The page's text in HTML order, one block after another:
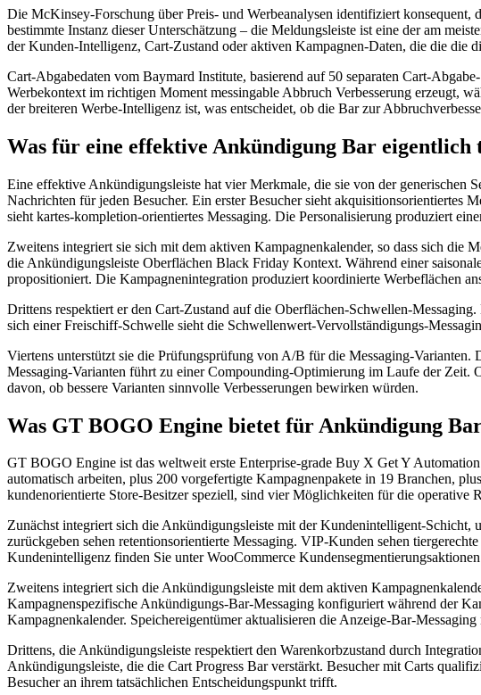
Die McKinsey-Forschung über Preis- und Werbeanalysen identifiziert konsequent,
bestimmte Instanz dieser Unterschätzung – die Meldungsleiste ist eine der am
der Kunden-Intelligenz, Cart-Zustand oder aktiven Kampagnen-Daten, die die die
Cart-Abgabedaten vom Baymard Institute, basierend auf 50 separaten Cart-
Werbekontext im richtigen Moment messingable Abbruch Verbesserung erzeugt,
der breiteren Werbe-Intelligenz ist, was entscheidet, ob die Bar zur
Was für eine effektive Ankündigung Bar eigentlich
Eine effektive Ankündigungsleiste hat vier Merkmale, die sie von der generischen
Nachrichten für jeden Besucher. Ein erster Besucher sieht
sieht kartes-kompletion-orientiertes Messaging. Die Personalisierung produziert
Zweitens integriert sie sich mit dem aktiven Kampagnenkalender, so dass sich
die Ankündigungsleiste Oberflächen Black Friday Kontext. Während einer
propositioniert. Die Kampagnenintegration produziert koordinierte Werbeflächen
Drittens respektiert er den Cart-Zustand auf die Oberflächen-Schwellen-
sich einer Freischiff-Schwelle sieht die Schwellenwert-Vervollständigungs-
Viertens unterstützt sie die Prüfungsprüfung von A/B für die Messaging-
Messaging-Varianten führt zu einer Compounding-Optimierung im Laufe der Zeit.
davon, ob bessere Varianten sinnvolle Verbesserungen bewirken würden.
Was GT BOGO Engine bietet für Ankündigung
GT BOGO Engine ist das weltweit erste Enterprise-grade Buy X Get Y
automatisch arbeiten, plus 200 vorgefertigte Kampagnenpakete in 19 Branchen,
kundenorientierte Store-Besitzer speziell, sind vier Möglichkeiten für die operative
Zunächst integriert sich die Ankündigungsleiste mit der Kundenintelligent-Schicht,
zurückgeben sehen retentionsorientierte Messaging. VIP-Kunden sehen
Kundenintelligenz finden Sie unter WooCommerce
Zweitens integriert sich die Ankündigungsleiste mit dem aktiven
Kampagnenspezifische Ankündigungs-Bar-Messaging konfiguriert während der
Kampagnenkalender. Speichereigentümer aktualisieren die Anzeige-Bar-
Drittens, die Ankündigungsleiste respektiert den Warenkorbzustand durch
Ankündigungsleiste, die die Cart Progress Bar verstärkt. Besucher mit Carts
Besucher an ihrem tatsächlichen Entscheidungspunkt trifft.